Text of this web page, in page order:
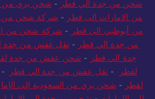
شحن من جدة الي قطر - شحن بري من
من الامارات الى قطر - شركة شحن من
من أبوظبي الى قطر - شركة شحن من
من جدة الي قطر - نقل عفش من جدة
جدة الي قطر - شحن عفش من جدة
لقطر
- نقل عفش من جدة الي قطر -
لقطر - شحن بري من السعودية إلى